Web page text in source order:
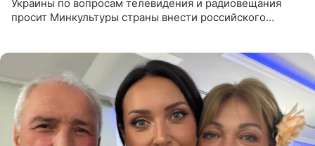
Украины по вопросам телевидения и радиовещания
просит Минкультуры страны внести российского